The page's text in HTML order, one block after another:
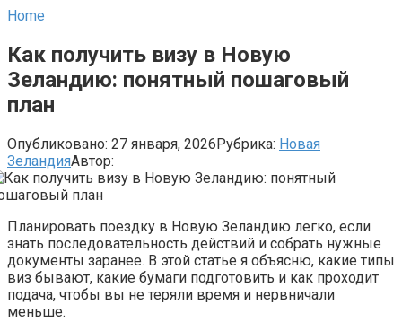
Home
Как получить визу в Новую
Зеландию: понятный пошаговый
план
Опубликовано: 27 января, 2026Рубрика: Новая
ЗеландияАвтор:
Планировать поездку в Новую Зеландию легко, если
знать последовательность действий и собрать нужные
документы заранее. В этой статье я объясню, какие типы
виз бывают, какие бумаги подготовить и как проходит
подача, чтобы вы не теряли время и нервничали
меньше.